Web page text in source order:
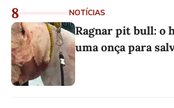
8 NOTÍCIAS
Ragnar pit bull: o
uma onça para